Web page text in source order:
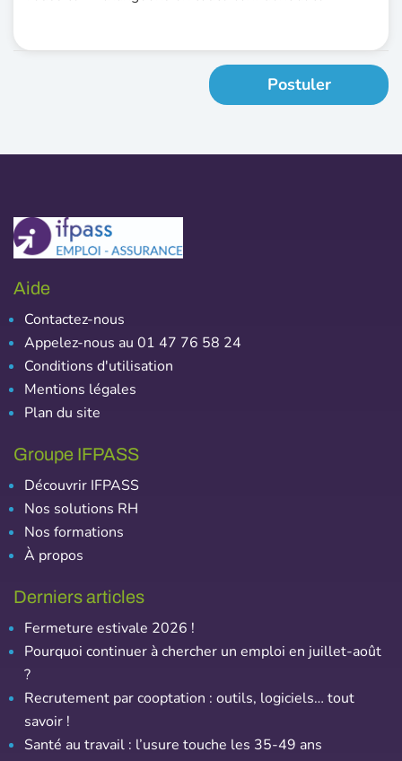
Postuler
Aide
Contactez-nous
Appelez-nous au 01 47 76 58 24
Conditions d'utilisation
Mentions légales
Plan du site
Groupe IFPASS
Découvrir IFPASS
Nos solutions RH
Nos formations
À propos
Derniers articles
Fermeture estivale 2026 !
Pourquoi continuer à chercher un emploi en juillet-août
?
Recrutement par cooptation : outils, logiciels… tout
savoir !
Santé au travail : l’usure touche les 35-49 ans